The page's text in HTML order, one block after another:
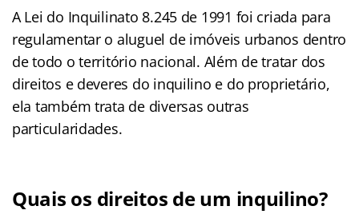
A Lei do Inquilinato 8.245 de 1991 foi criada para
regulamentar o aluguel de imóveis urbanos dentro
de todo o território nacional. Além de tratar dos
direitos e deveres do inquilino e do proprietário,
ela também trata de diversas outras
particularidades.
Quais os direitos de um inquilino?